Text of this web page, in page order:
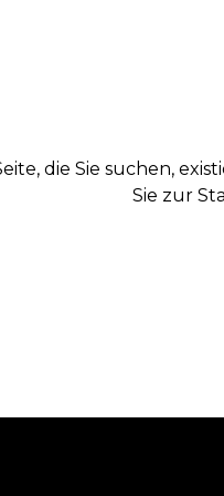
die Sie suchen,
Sie zur